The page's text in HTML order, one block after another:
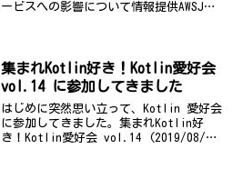
ービスへの影響について情報提供AWSJが
集まれKotlin好き！Kotlin愛好会
vol.14 に参加してきました
はじめに突然思い立って、Kotlin 愛好会
に参加してきました。集まれKotlin好
き！Kotlin愛好会 vol.14 (2019/08/15